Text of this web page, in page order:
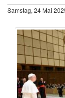
Samstag, 24 Mai